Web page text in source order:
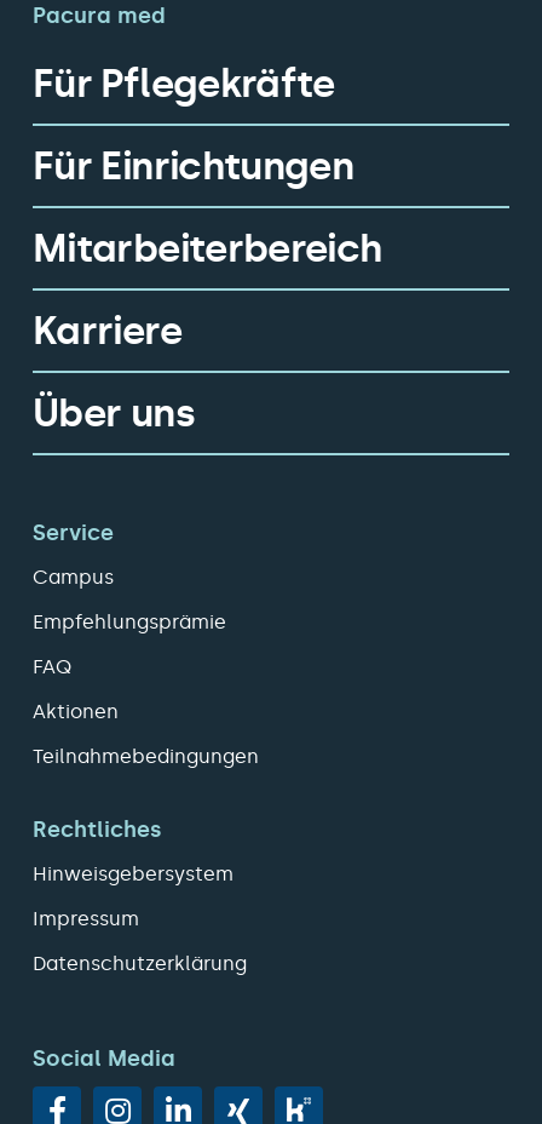
Pacura med
Für Pflegekräfte
Für Einrichtungen
Mitarbeiterbereich
Karriere
Über uns
Service
Campus
Empfehlungsprämie
FAQ
Aktionen
Teilnahmebedingungen
Rechtliches
Hinweisgebersystem
Impressum
Datenschutzerklärung
Social Media